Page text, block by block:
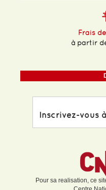
Frais
à partir
Inscrivez-vous
Pour sa realisation, ce